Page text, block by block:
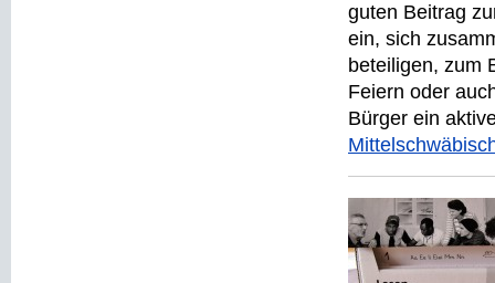
guten Beitrag
ein, sich
beteiligen, zum
Feiern oder
Bürger ein